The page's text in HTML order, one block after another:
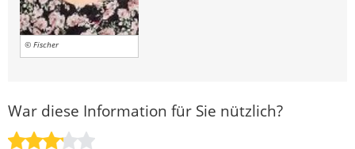
© Fischer
War diese Information für Sie nützlich?